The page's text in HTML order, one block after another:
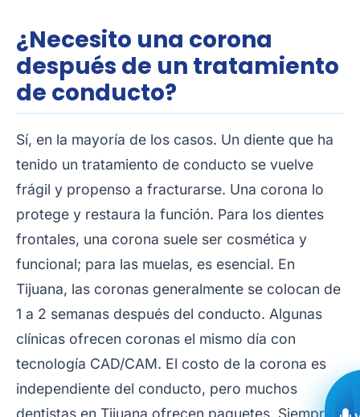
¿Necesito una corona
después de un tratamiento
de conducto?
Sí, en la mayoría de los casos. Un diente que ha
tenido un tratamiento de conducto se vuelve
frágil y propenso a fracturarse. Una corona lo
protege y restaura la función. Para los dientes
frontales, una corona suele ser cosmética y
funcional; para las muelas, es esencial. En
Tijuana, las coronas generalmente se colocan de
1 a 2 semanas después del conducto. Algunas
clínicas ofrecen coronas el mismo día con
tecnología CAD/CAM. El costo de la corona es
independiente del conducto, pero muchos